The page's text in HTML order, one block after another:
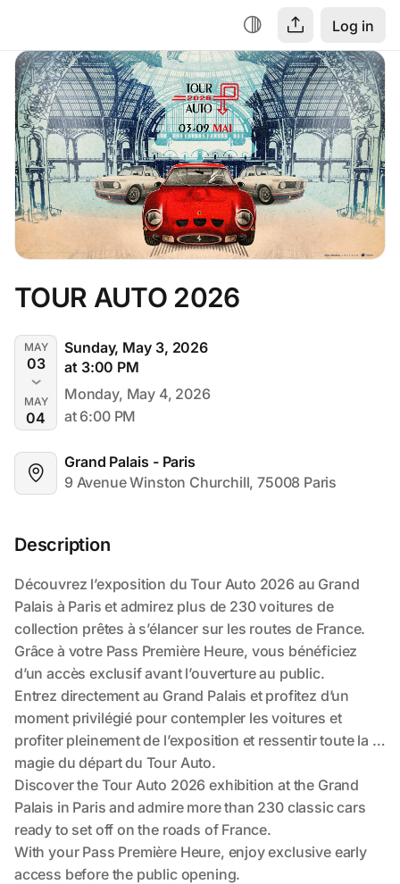
Log in
TOUR AUTO 2026
MAY
03
MAY
04
Sunday, May 3, 2026
at 3:00 PM
Monday, May 4, 2026
at 6:00 PM
Grand Palais - Paris
9 Avenue Winston Churchill, 75008 Paris
Description